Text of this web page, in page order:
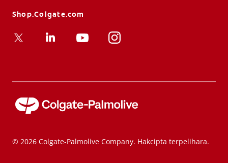
Shop.Colgate.com
© 2026 Colgate-Palmolive Company. Hakcipta terpelihara.